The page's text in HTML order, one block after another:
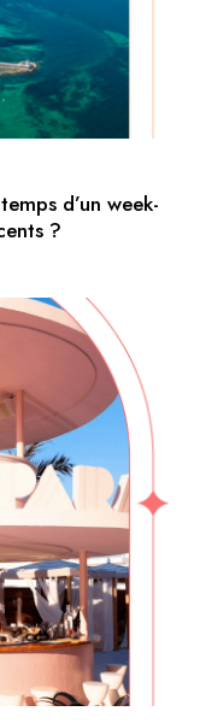
d’un week-
?